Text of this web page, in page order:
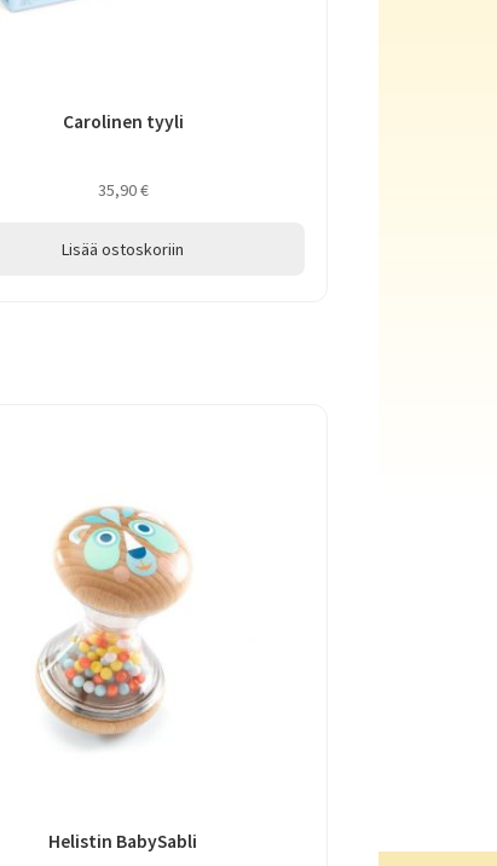
Carolinen tyyli
35,90€
Lisää ostoskoriin
Helistin BabySabli